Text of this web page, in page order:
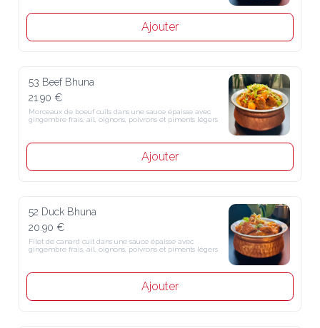
Ajouter
53 Beef Bhuna
21.90 €
Morceaux de boeuf cuits dans une sauce épaisse avec gingembre
frais, ail, oignons, poivrons et piments légers
Ajouter
52 Duck Bhuna
20.90 €
Filet de canard cuit dans une sauce épaisse avec gingembre frais, ail,
oignons, poivrons et piments légers
Ajouter